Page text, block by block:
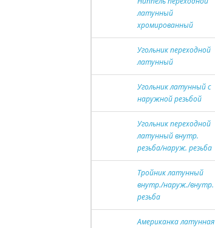
латунный
хромированный
Угольник переходной
латунный
Угольник латунный с
наружной резьбой
Угольник переходной
латунный внутр.
резьба/наруж. резьба
Тройник латунный
внутр./наруж./внутр.
резьба
Американка латунная